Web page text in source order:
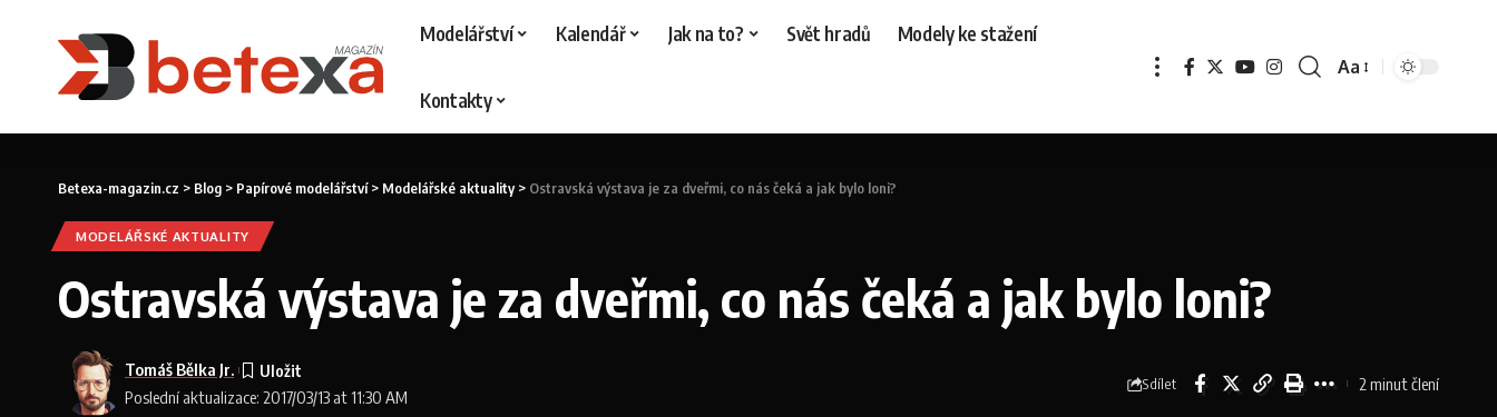
Modelářství Kalendář Jak na to? Svět hradů Modely ke stažení
Kontakty
Aa
Betexa-magazin.cz > Blog > Papírové modelářství> Modelářské aktuality> Ostravská výstava je za dveřmi, co nás čeká a jak bylo loni?
MODELÁŘSKÉ AKTUALITY
Ostravská výstava je za dveřmi, co nás čeká a jak bylo loni?
Poslední aktualizace: 2017/03/13 at 11:30 AM
Tomáš Bělka Jr.
Sdílet 2 minut člení